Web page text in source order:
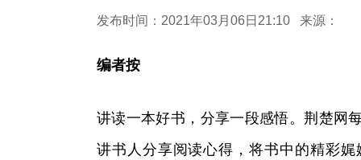
发布时间：2021年03月06日21:10 来源：
编者按
讲读一本好书，分享一段感悟。荆楚网
讲书人分享阅读心得，将书中的精彩